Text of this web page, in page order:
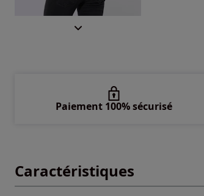
Caractéristiques
Paiement 100% sécurisé